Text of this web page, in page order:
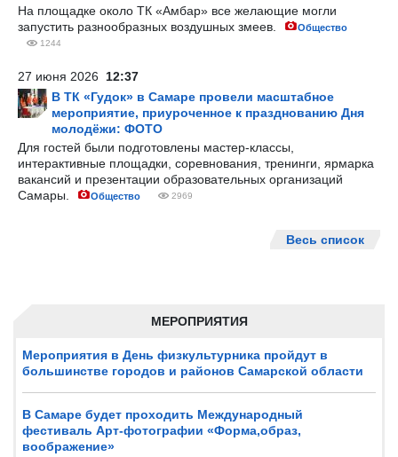
МЕРОПРИЯТИЯ
Мероприятия в День физкультурника пройдут в
большинстве городов и районов Самарской области
В Самаре будет проходить Международный
фестиваль Арт-фотографии «Форма,образ,
воображение»
На площадке около ТК «Амбар» все желающие могли
запустить разнообразных воздушных змеев.
Общество
1244
27 июня 2026 12:37
В ТК «Гудок» в Самаре провели масштабное
мероприятие, приуроченное к празднованию Дня
молодёжи: ФОТО
Для гостей были подготовлены мастер-классы,
интерактивные площадки, соревнования, тренинги, ярмарка
вакансий и презентации образовательных организаций
Самары.
Общество 2969
Весь список